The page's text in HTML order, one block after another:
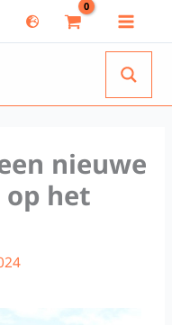
nieuwe
het